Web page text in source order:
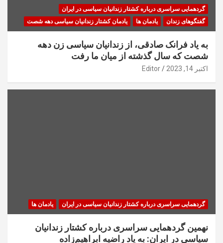
گردهمایی سراسری درباره کشتار زندانیان سیاسی در ایران
گفتگوهای زندان
یادمان ها یادمان کشتار زندانیان سیاسی دهه شصت
به یاد فرانک صادقی، از زندانیان سیاسی زن دهه
شصت که سال گذشته از میان ما رفت
اکتبر 14, 2023 Editor
گردهمایی سراسری درباره کشتار زندانیان سیاسی در ایران یادمان ها
نهمین گردهمایی سراسری درباره کشتار زندانیان
سیاسی در ایران: به یاد راضیه ابراهیم‌زاده